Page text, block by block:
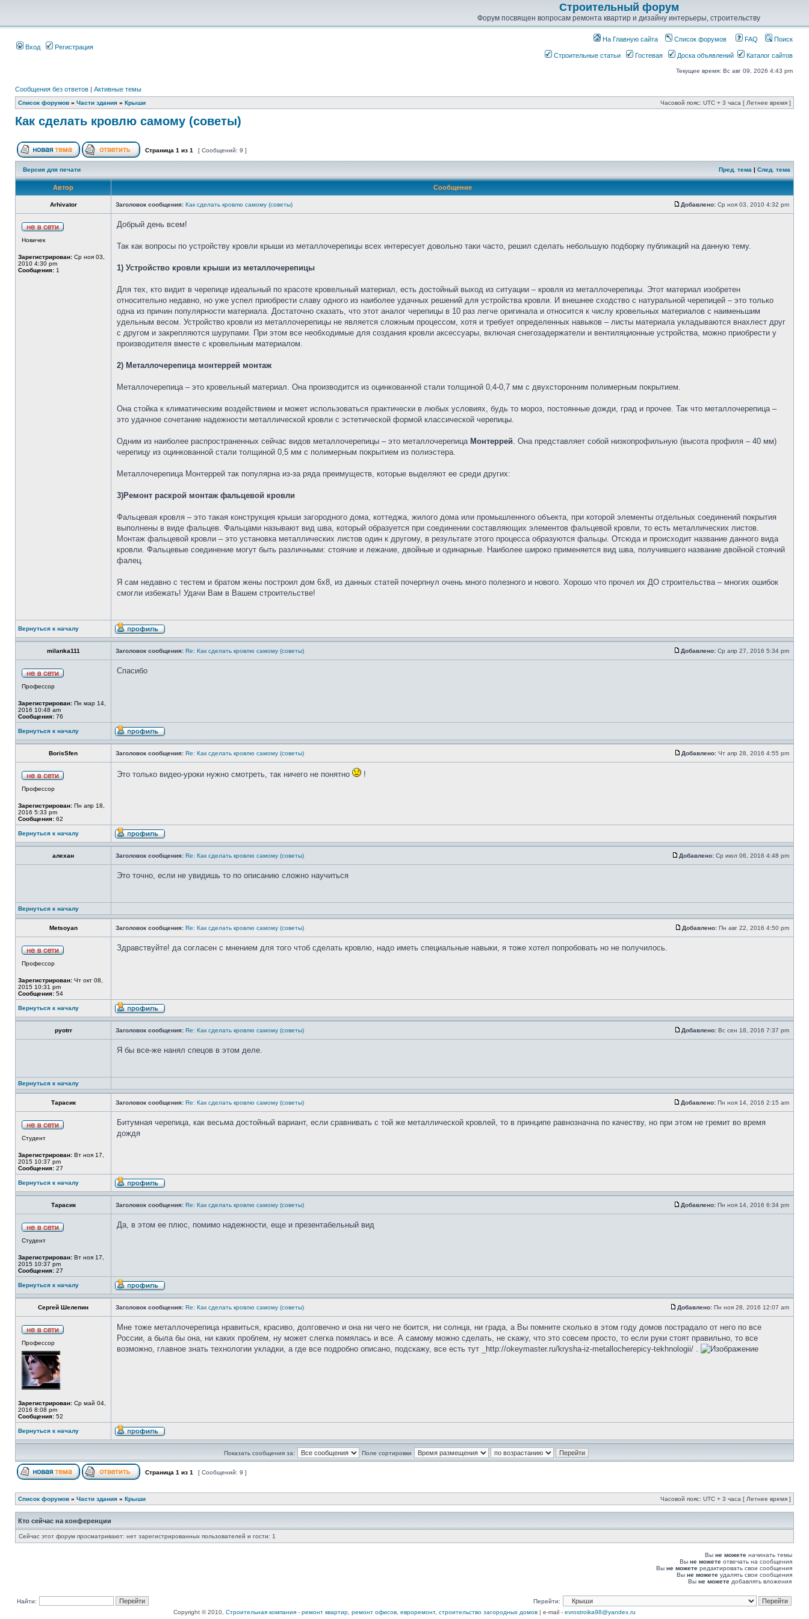
Строительный форум
Форум посвящен вопросам ремонта квартир и дизайну интерьеры, строительству
Вход Регистрация
На Главную сайта Список форумов FAQ Поиск
Строительные статьи Гостевая Доска объявлений Каталог сайтов
Текущее время: Вс авг 09, 2026 4:43 pm
Сообщения без ответов | Активные темы
Список форумов » Части здания » Крыши Часовой пояс: UTC + 3 часа [ Летнее время ]
Как сделать кровлю самому (советы)
Страница 1 из 1 [ Сообщений: 9 ]
Версия для печати Пред. тема | След. тема
Автор Сообщение
Arhivator Заголовок сообщения: Как сделать кровлю самому (советы) Добавлено: Ср ноя 03, 2010 4:32 pm
Новичек
Зарегистрирован: Ср ноя 03,
2010 4:30 pm
Сообщения: 1
Добрый день всем!
Так как вопросы по устройству кровли крыши из металлочерепицы всех интересует довольно таки часто, решил сделать небольшую подборку публикаций на данную тему.
1) Устройство кровли крыши из металлочерепицы
Для тех, кто видит в черепице идеальный по красоте кровельный материал, есть достойный выход из ситуации – кровля из металлочерепицы. Этот материал изобретен
относительно недавно, но уже успел приобрести славу одного из наиболее удачных решений для устройства кровли. И внешнее сходство с натуральной черепицей – это только
одна из причин популярности материала. Достаточно сказать, что этот аналог черепицы в 10 раз легче оригинала и относится к числу кровельных материалов с наименьшим
удельным весом. Устройство кровли из металлочерепицы не является сложным процессом, хотя и требует определенных навыков – листы материала укладываются внахлест друг
с другом и закрепляются шурупами. При этом все необходимые для создания кровли аксессуары, включая снегозадержатели и вентиляционные устройства, можно приобрести у
производителя вместе с кровельным материалом.
2) Металлочерепица монтеррей монтаж
Металлочерепица – это кровельный материал. Она производится из оцинкованной стали толщиной 0,4-0,7 мм с двухсторонним полимерным покрытием.
Она стойка к климатическим воздействием и может использоваться практически в любых условиях, будь то мороз, постоянные дожди, град и прочее. Так что металлочерепица –
это удачное сочетание надежности металлической кровли с эстетической формой классической черепицы.
Одним из наиболее распространенных сейчас видов металлочерепицы – это металлочерепица Монтеррей. Она представляет собой низкопрофильную (высота профиля – 40 мм)
черепицу из оцинкованной стали толщиной 0,5 мм с полимерным покрытием из полиэстера.
Металлочерепица Монтеррей так популярна из-за ряда преимуществ, которые выделяют ее среди других:
3)Ремонт раскрой монтаж фальцевой кровли
Фальцевая кровля – это такая конструкция крыши загородного дома, коттеджа, жилого дома или промышленного объекта, при которой элементы отдельных соединений покрытия
выполнены в виде фальцев. Фальцами называют вид шва, который образуется при соединении составляющих элементов фальцевой кровли, то есть металлических листов.
Монтаж фальцевой кровли – это установка металлических листов один к другому, в результате этого процесса образуются фальцы. Отсюда и происходит название данного вида
кровли. Фальцевые соединение могут быть различными: стоячие и лежачие, двойные и одинарные. Наиболее широко применяется вид шва, получившего название двойной стоячий
фалец.
Я сам недавно с тестем и братом жены построил дом 6х8, из данных статей почерпнул очень много полезного и нового. Хорошо что прочел их ДО строительства – многих ошибок
смогли избежать! Удачи Вам в Вашем строительстве!
Вернуться к началу
milanka111 Заголовок сообщения: Re: Как сделать кровлю самому (советы) Добавлено: Ср апр 27, 2016 5:34 pm
Профессор
Зарегистрирован: Пн мар 14,
2016 10:48 am
Сообщения: 76
Спасибо
Вернуться к началу
BorisSfen Заголовок сообщения: Re: Как сделать кровлю самому (советы) Добавлено: Чт апр 28, 2016 4:55 pm
Профессор
Зарегистрирован: Пн апр 18,
2016 5:33 pm
Сообщения: 62
Это только видео-уроки нужно смотреть, так ничего не понятно !
Вернуться к началу
алехан Заголовок сообщения: Re: Как сделать кровлю самому (советы) Добавлено: Ср июл 06, 2016 4:48 pm
Это точно, если не увидишь то по описанию сложно научиться
Вернуться к началу
Metsoyan Заголовок сообщения: Re: Как сделать кровлю самому (советы) Добавлено: Пн авг 22, 2016 4:50 pm
Профессор
Зарегистрирован: Чт окт 08,
2015 10:31 pm
Сообщения: 54
Здравствуйте! да согласен с мнением для того чтоб сделать кровлю, надо иметь специальные навыки, я тоже хотел попробовать но не получилось.
Вернуться к началу
pyotrr Заголовок сообщения: Re: Как сделать кровлю самому (советы) Добавлено: Вс сен 18, 2016 7:37 pm
Я бы все-же нанял спецов в этом деле.
Вернуться к началу
Тарасик Заголовок сообщения: Re: Как сделать кровлю самому (советы) Добавлено: Пн ноя 14, 2016 2:15 am
Студент
Зарегистрирован: Вт ноя 17,
2015 10:37 pm
Сообщения: 27
Битумная черепица, как весьма достойный вариант, если сравнивать с той же металлической кровлей, то в принципе равнозначна по качеству, но при этом не гремит во время
дождя
Вернуться к началу
Тарасик Заголовок сообщения: Re: Как сделать кровлю самому (советы) Добавлено: Пн ноя 14, 2016 6:34 pm
Студент
Зарегистрирован: Вт ноя 17,
2015 10:37 pm
Сообщения: 27
Да, в этом ее плюс, помимо надежности, еще и презентабельный вид
Вернуться к началу
Сергей Шелепин Заголовок сообщения: Re: Как сделать кровлю самому (советы) Добавлено: Пн ноя 28, 2016 12:07 am
Профессор
Зарегистрирован: Ср май 04,
2016 8:08 pm
Сообщения: 52
Мне тоже металлочерепица нравиться, красиво, долговечно и она ни чего не боится, ни солнца, ни града, а Вы помните сколько в этом году домов пострадало от него по все
России, а была бы она, ни каких проблем, ну может слегка помялась и все. А самому можно сделать, не скажу, что это совсем просто, то если руки стоят правильно, то все
возможно, главное знать технологии укладки, а где все подробно описано, подскажу, все есть тут _http://okeymaster.ru/krysha-iz-metallocherepicy-tekhnologii/ .
Вернуться к началу
Показать сообщения за: Поле сортировки
Страница 1 из 1 [ Сообщений: 9 ]
Список форумов » Части здания » Крыши Часовой пояс: UTC + 3 часа [ Летнее время ]
Кто сейчас на конференции
Сейчас этот форум просматривают: нет зарегистрированных пользователей и гости: 1
Вы не можете начинать темы
Вы не можете отвечать на сообщения
Вы не можете редактировать свои сообщения
Вы не можете удалять свои сообщения
Вы не можете добавлять вложения
Найти:
Перейти:
Copyright © 2010, Строительная компания - ремонт квартир, ремонт офисов, евроремонт, строительство загородных домов | e-mail - evrostroika98@yandex.ru